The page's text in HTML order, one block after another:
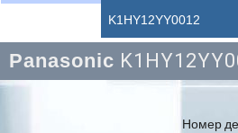
K1HY12YY0012
Panasonic
Номер